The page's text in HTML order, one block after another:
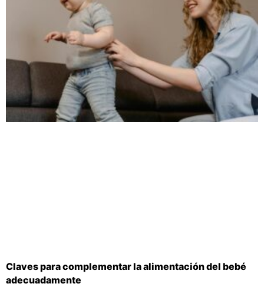
Claves para complementar la alimentación del bebé
adecuadamente